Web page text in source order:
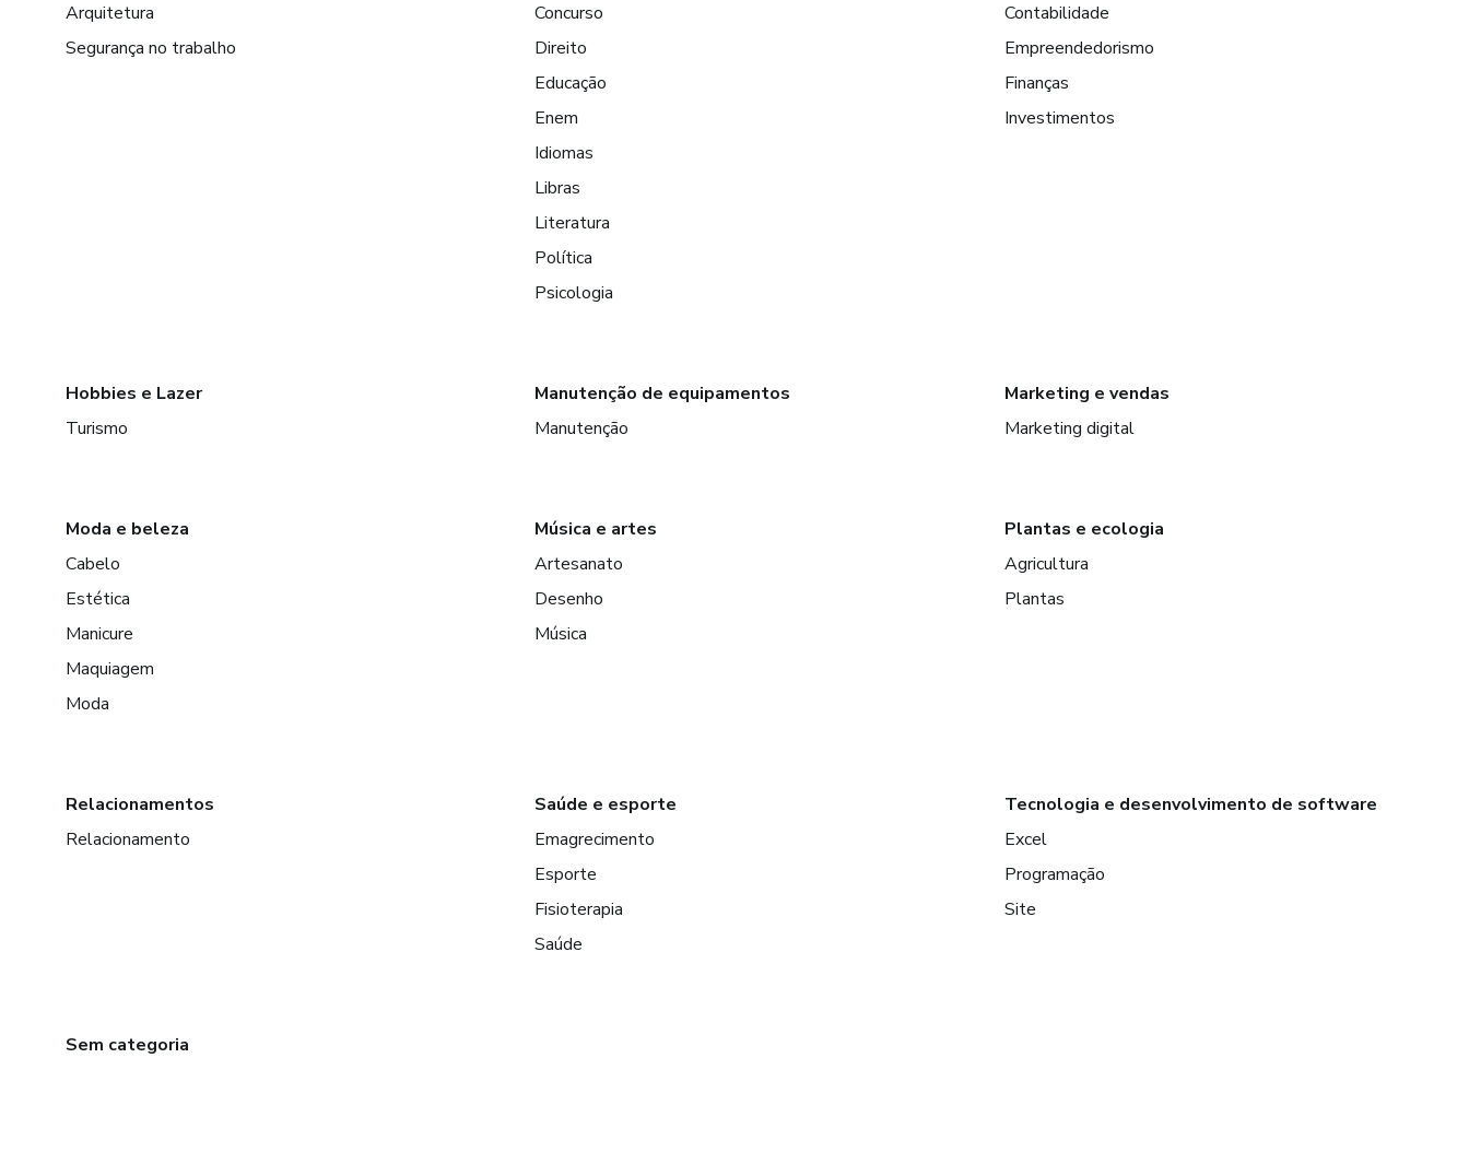
Arquitetura
Segurança no trabalho
Concurso
Direito
Educação
Enem
Idiomas
Libras
Literatura
Política
Psicologia
Contabilidade
Empreendedorismo
Finanças
Investimentos
Hobbies e Lazer
Turismo
Manutenção de equipamentos
Manutenção
Marketing e vendas
Marketing digital
Moda e beleza
Cabelo
Estética
Manicure
Maquiagem
Moda
Música e artes
Artesanato
Desenho
Música
Plantas e ecologia
Agricultura
Plantas
Relacionamentos
Relacionamento
Saúde e esporte
Emagrecimento
Esporte
Fisioterapia
Saúde
Tecnologia e desenvolvimento de software
Excel
Programação
Site
Sem categoria